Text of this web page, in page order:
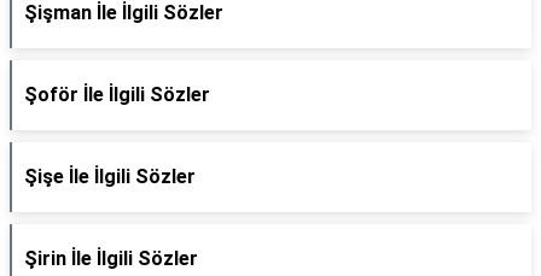
Şişman İle İlgili Sözler
Şoför İle İlgili Sözler
Şişe İle İlgili Sözler
Şirin İle İlgili Sözler